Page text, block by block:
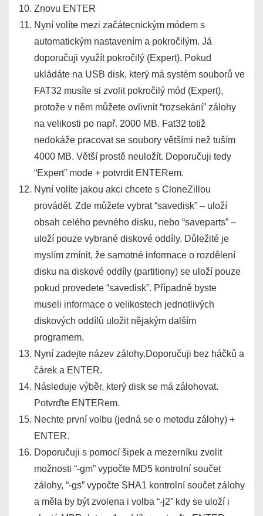
Znovu ENTER
Nyní volíte mezi začátecnickým módem s
automatickým nastavením a pokročilým. Já
doporučuji využít pokročilý (Expert). Pokud
ukládáte na USB disk, který má systém souborů ve
FAT32 musíte si zvolit pokročilý mód (Expert),
protože v něm můžete ovlivnit “rozsekání” zálohy
na velikosti po např. 2000 MB. Fat32 totiž
nedokáže pracovat se soubory většími než tuším
4000 MB. Větší prostě neuložít. Doporučuji tedy
“Expert” mode + potvrdit ENTERem.
Nyní volíte jakou akci chcete s CloneZillou
provádět. Zde můžete vybrat “savedisk” – uloží
obsah celého pevného disku, nebo “saveparts” –
uloží pouze vybrané diskové oddíly. Důležité je
myslím zmínit, že samotné informace o rozdělení
disku na diskové oddíly (partitiony) se uloží pouze
pokud provedete “savedisk”. Případně byste
museli informace o velikostech jednotlivých
diskových oddílů uložit nějakým dalším
programem.
Nyní zadejte název zálohy.Doporučuji bez háčků a
čárek a ENTER.
Následuje výběr, který disk se má zálohovat.
Potvrďte ENTERem.
Nechte první volbu (jedná se o metodu zálohy) +
ENTER.
Doporučuji s pomocí šipek a mezerníku zvolit
možnosti “-gm” vypočte MD5 kontrolní součet
zálohy, “-gs” vypočte SHA1 kontrolní součet zálohy
a měla by být zvolena i volba “-j2” kdy se uloží i